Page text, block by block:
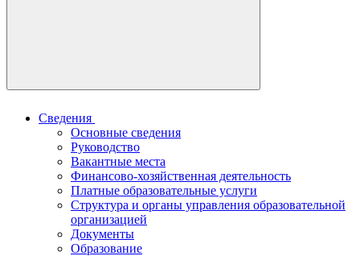
Сведения
Основные сведения
Руководство
Вакантные места
Финансово-хозяйственная деятельность
Платные образовательные услуги
Структура и органы управления образовательной
организацией
Документы
Образование